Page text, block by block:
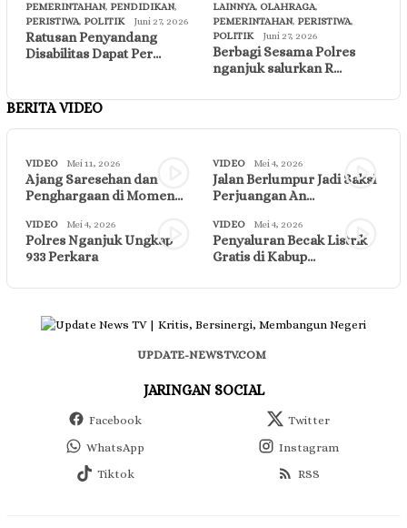
PEMERINTAHAN, PENDIDIKAN,
PERISTIWA, POLITIK Juni 27, 2026
Ratusan Penyandang
Disabilitas Dapat Per…
LAINNYA, OLAHRAGA,
PEMERINTAHAN, PERISTIWA,
POLITIK
Juni 27, 2026
Berbagi Sesama Polres
nganjuk salurkan R…
BERITA VIDEO
VIDEO Mei 11, 2026
Ajang Saresehan dan
Penghargaan di Momen…
VIDEO Mei 4, 2026
Jalan Berlumpur Jadi Saksi
Perjuangan An…
VIDEO Mei 4, 2026
Polres Nganjuk Ungkap
933 Perkara
VIDEO Mei 4, 2026
Penyaluran Becak Listrik
Gratis di Kabup…
UPDATE-NEWSTV.COM
JARINGAN SOCIAL
Facebook
Twitter
WhatsApp
Instagram
Tiktok
RSS